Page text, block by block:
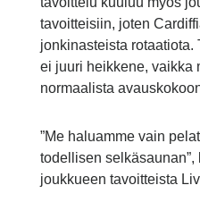
tavoitteisiin, joten
jonkinasteista rotaatiota.
ei juuri heikkene, vaikka
normaalista
”Me haluamme vain
todellisen selkäsaunan”,
joukkueen tavoitteista